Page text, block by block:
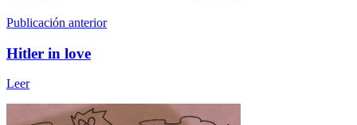
Publicación anterior
Hitler in love
Leer